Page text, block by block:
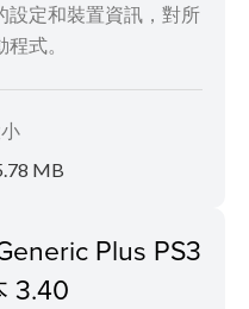
設定和裝置資訊，對所
式。
MB
Plus PS3
3.40